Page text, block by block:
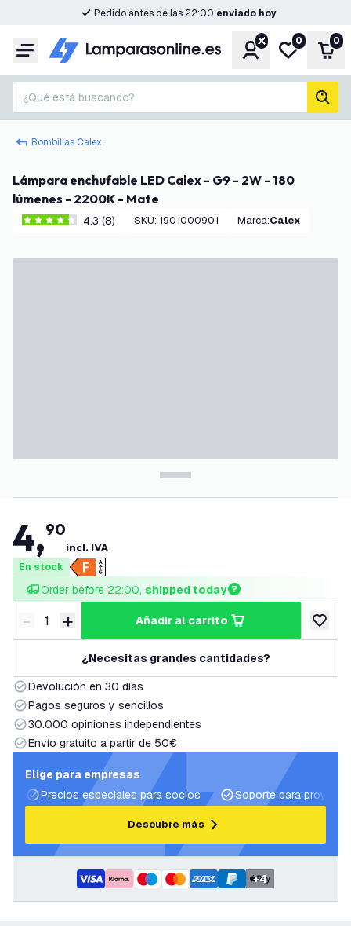
Pedido antes de las 22:00 enviado hoy
Menú CuentaMi lista de
0 0
¿Qué está buscando?
Bombillas Calex
Lámpara enchufable LED Calex - G9 - 2W - 180
lúmenes - 2200K - Mate
4.3 estrellas de puntuación
4.3 (8) SKU: 1901000901 Marca: Calex
4,90
incl. IVA
En stock
Order before 22:00, shipped today
Disminuir cantidad
- Aumentar cantidad
+ añadir al carrito
añadir
¿Necesitas grandes cantidades?
Devolución en 30 días
Pagos seguros y sencillos
30.000 opiniones independientes
Envío gratuito a partir de 50€
Elige para empresas
Precios especiales para socios
Soporte para
Descubre más
+4